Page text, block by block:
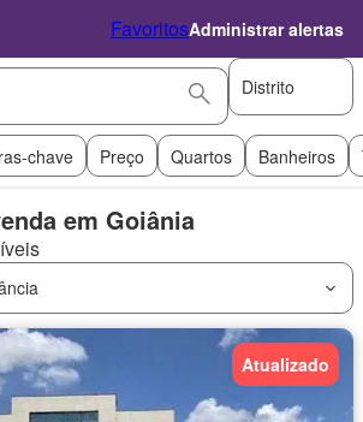
FavoritosAdministrar alertas
Distrito
chave Preço Quartos Banheiros
em Goiânia
Atualizado